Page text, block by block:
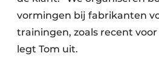
vormingen bij fabrikanten
trainingen, zoals recent
legt Tom uit.